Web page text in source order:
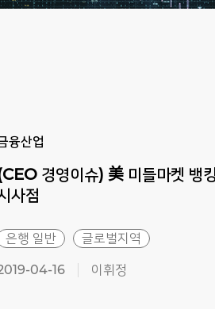
융산업
경영이슈) 美 미들마켓 뱅
사점
은행 일반 글로벌지역
04-16 이휘정